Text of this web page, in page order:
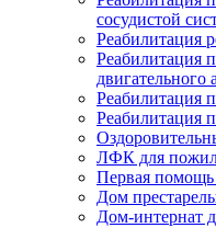
сосудистой
Реабилитация
Реабилитация
двигательного
Реабилитация
Реабилитация
ЛФК для
Первая помощь
Дом
Дом-интернат